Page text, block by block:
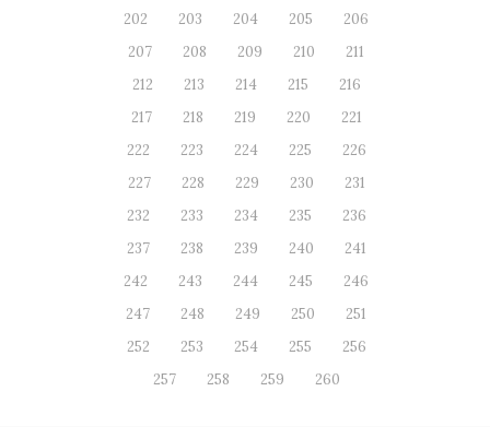
202
203 204 205
206
207
208 209 210
211
212
213 214 215
216
217
218 219 220
221
222
223 224 225
226
227
228 229 230
231
232
233 234 235
236
237
238 239 240
241
242
243 244 245
246
247
248 249 250
251
252
253 254 255
256
257
258 259 260